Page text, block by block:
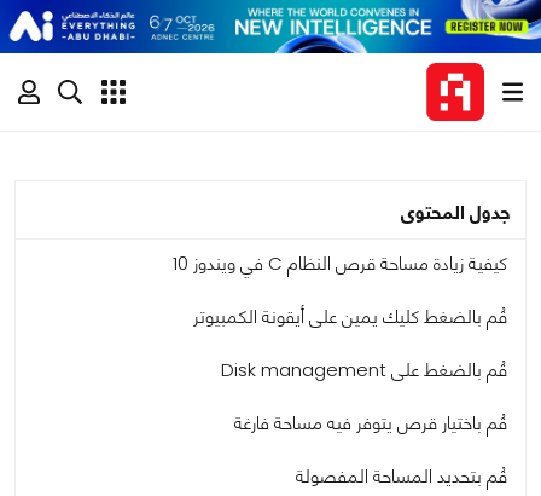
جدول المحتوى
كيفية زيادة مساحة قرص النظام C في ويندوز 10
قُم بالضغط كليك يمين على أيقونة الكمبيوتر
قُم بالضغط على Disk management
قُم باختيار قرص يتوفر فيه مساحة فارغة
قُم بتحديد المساحة المفصولة